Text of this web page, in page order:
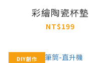
彩繪陶瓷杯墊
NT$199
DIY創作